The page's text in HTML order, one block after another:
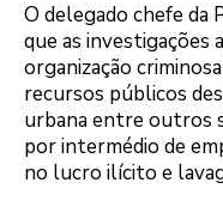
O delegado chefe da
que as investigações
organização
recursos públicos
urbana entre outros
por intermédio de
no lucro ilícito e